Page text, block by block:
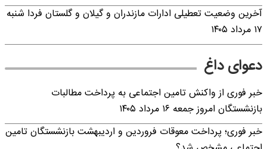
آخرین وضعیت تعطیلی ادارات مازندران و گیلان و گلستان فردا شنبه
۱۷ مرداد ۱۴۰۵
دعوای داغ
خبر فوری از واکنش تامین اجتماعی به پرداخت مطالبات
بازنشستگان امروز جمعه ۱۶ مرداد ۱۴۰۵
خبر فوری؛ پرداخت معوقات فروردین و اردیبهشت بازنشستگان تامین